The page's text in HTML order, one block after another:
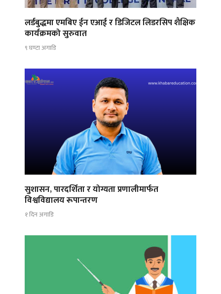
लर्डबुद्धमा एमबिए ईन एआई र डिजिटल लिडरसिप शैक्षिक
कार्यक्रमको सुरुवात
९ घण्टा अगाडि
सुशासन, पारदर्शिता र योग्यता प्रणालीमार्फत
विश्वविद्यालय रूपान्तरण
१ दिन अगाडि